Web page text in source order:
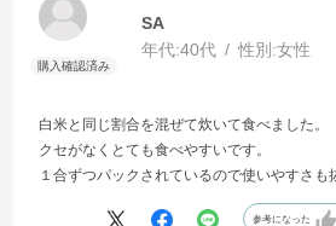
SA
年代:40代 性別:女性
白米と同じ割合を混ぜて炊いて食べました。
クセがなくとても食べやすいです。
１合ずつパックされているので使いやすさも
参考になった